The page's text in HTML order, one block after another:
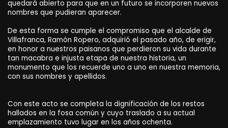
quedará abierto para que en un futuro se incorporen nuevos
nombres que pudieran aparecer.
De esta forma se cumple el compromiso que el alcalde de
Villafranca, Ramón Ropero, adquirió el pasado año, de erigir,
en honor a nuestros paisanos que perdieron su vida durante
tan macabra e injusta etapa de nuestra historia, un
monumento que los recuerde uno a uno en nuestra memoria,
con sus nombres y apellidos.
Con este acto se completa la dignificación de los restos
hallados en la fosa común y cuyo traslado a su actual
emplazamiento tuvo lugar en los años ochenta.